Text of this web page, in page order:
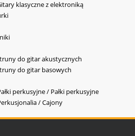
klasyczne z elektroniką
do gitar akustycznych
do gitar basowych
perkusyjne / Pałki perkusyjne
/ Cajony